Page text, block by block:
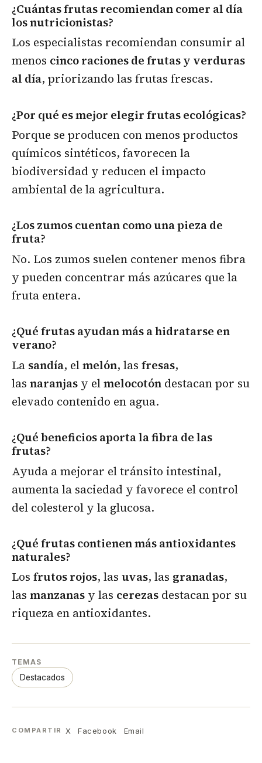
¿Cuántas frutas recomiendan comer al día
los nutricionistas?
Los especialistas recomiendan consumir al
menos cinco raciones de frutas y verduras
al día, priorizando las frutas frescas.
¿Por qué es mejor elegir frutas ecológicas?
Porque se producen con menos productos
químicos sintéticos, favorecen la
biodiversidad y reducen el impacto
ambiental de la agricultura.
¿Los zumos cuentan como una pieza de
fruta?
No. Los zumos suelen contener menos fibra
y pueden concentrar más azúcares que la
fruta entera.
¿Qué frutas ayudan más a hidratarse en
verano?
La sandía, elmelón, las fresas,
las naranjas y elmelocotón destacan por su
elevado contenido en agua.
¿Qué beneficios aporta la fibra de las
frutas?
Ayuda a mejorar el tránsito intestinal,
aumenta la saciedad y favorece el control
del colesterol y la glucosa.
¿Qué frutas contienen más antioxidantes
naturales?
Los frutos rojos, las uvas, las granadas,
las manzanas y las cerezas destacan por su
riqueza en antioxidantes.
TEMAS
Destacados
COMPARTIR X Facebook Email